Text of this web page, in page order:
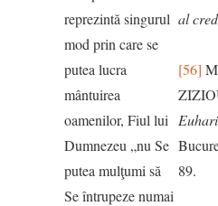
reprezintă singurul
mod prin care se
putea lucra
mântuirea
oamenilor, Fiul lui
Dumnezeu „nu Se
putea mulţumi să
Se întrupeze numai
al
[56]
89.